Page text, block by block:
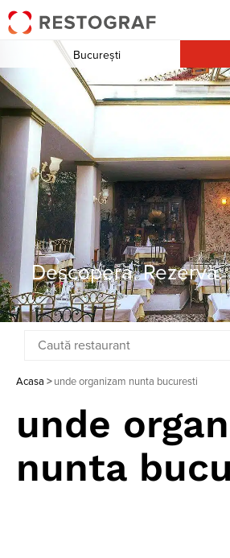
Descoperă. Rezervă.
București
Acasa > unde organizam nunta bucuresti
unde
nunta